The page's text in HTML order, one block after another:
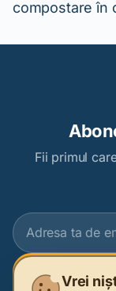
compostare în
Fii primul
Vrei